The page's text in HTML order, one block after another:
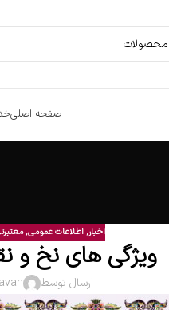
صفحه اصلی
اخبار,اطلاعات عمومی,
ویژگی های نخ و
ارسال توسط